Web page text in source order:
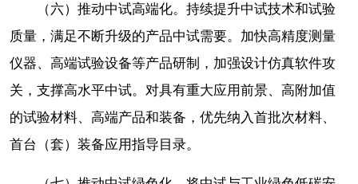
（六）推动中试高端化。持续提升中试技术和试验
质量，满足不断升级的产品中试需要。加快高精度测量
仪器、高端试验设备等产品研制，加强设计仿真软件攻
关，支撑高水平中试。对具有重大应用前景、高附加值
的试验材料、高端产品和装备，优先纳入首批次材料、
首台（套）装备应用指导目录。